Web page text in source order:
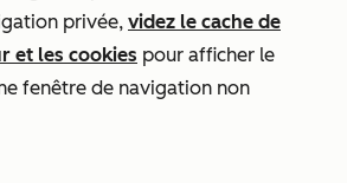
privée, videz le cache de
et les cookies pour afficher le
fenêtre de navigation non